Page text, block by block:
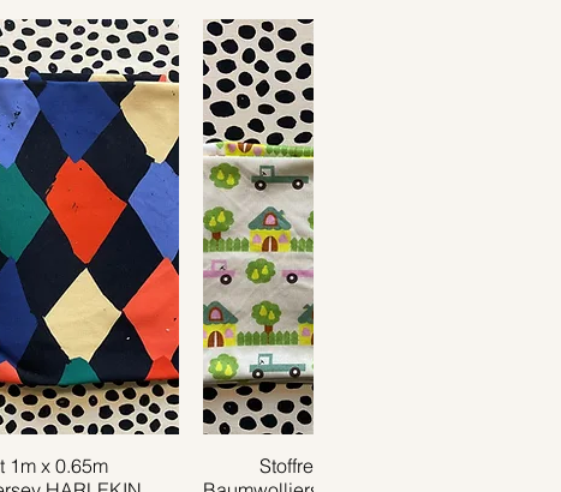
1m x 0.65m
Schnellansicht
Stoffrest 0.40m x 0.75m